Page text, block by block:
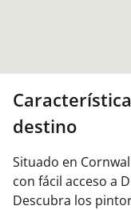
destino
Situado en
con fácil acceso a
Descubra los